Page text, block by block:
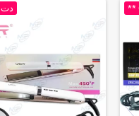
-39,000 دت **